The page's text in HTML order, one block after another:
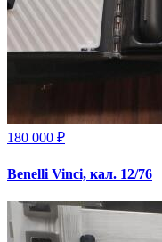
180 000 ₽
Benelli Vinci, кал. 12/76